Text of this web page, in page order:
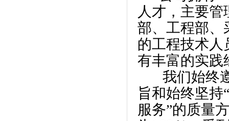
人才，主要
部、工程部、
的工程技术人
有丰富的实践
我们始终遵
旨和始终坚
服务”的质量